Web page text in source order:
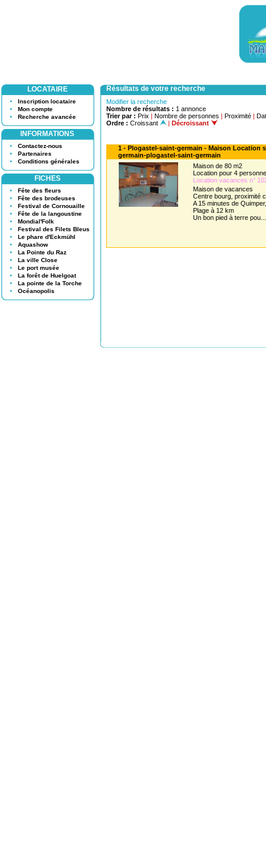
LOCATAIRE
Inscription locataire
Mon compte
Recherche avancée
INFORMATIONS
Contactez-nous
Partenaires
Conditions générales
FICHES
Fête des fleurs
Fête des brodeuses
Festival de Cornouaille
Fête de la langoustine
Mondial'Folk
Festival des Filets Bleus
Le phare d'Eckmühl
Aquashow
La Pointe du Raz
La ville Close
Le port musée
La forêt de Huelgoat
La pointe de la Torche
Océanopolis
Résultats de votre recherche
Modifier la recherche
Nombre de résultats : 1 annonce
Trier par : Prix | Nombre de personnes | Proximité |
Ordre : Croissant | Décroissant
1 - Plogastel-saint-germain - Maison Location
germain-plogastel-saint-germain
Maison de 80 m2
Location pour 4
Location vacances n°
Maison de vacances
Centre bourg, proximité
A 15 minutes de
Plage à 12 km
Un bon pied à terre pou...